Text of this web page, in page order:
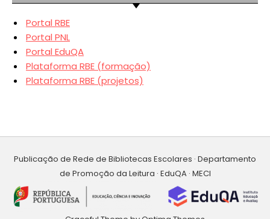
Portal RBE
Portal PNL
Portal EduQA
Plataforma RBE (formação)
Plataforma RBE (projetos)
Publicação de Rede de Bibliotecas Escolares · Departamento
de Promoção da Leitura · EduQA · MECI